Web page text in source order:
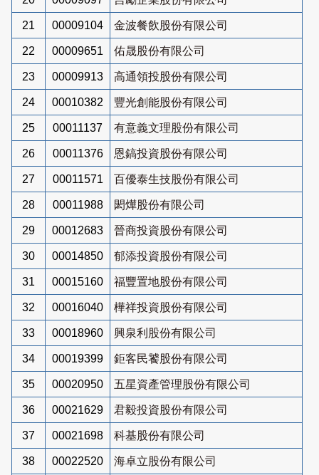
21 00009104 金波餐飲股份有限公司
22 00009651 佑晟股份有限公司
23 00009913 高通領投股份有限公司
24 00010382 豐光創能股份有限公司
25 00011137 有意義文理股份有限公司
26 00011376 恩鎬投資股份有限公司
27 00011571 百優泰生技股份有限公司
28 00011988 閎燁股份有限公司
29 00012683 晉商投資股份有限公司
30 00014850 郁添投資股份有限公司
31 00015160 福豐置地股份有限公司
32 00016040 樺祥投資股份有限公司
33 00018960 興泉利股份有限公司
34 00019399 鉅客民饕股份有限公司
35 00020950 五星資產管理股份有限公司
36 00021629 君毅投資股份有限公司
37 00021698 科基股份有限公司
38 00022520 海卓立股份有限公司